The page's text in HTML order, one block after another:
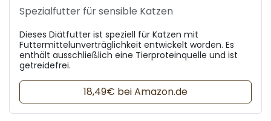
Spezialfutter für sensible Katzen
Dieses Diätfutter ist speziell für Katzen mit
Futtermittelunverträglichkeit entwickelt worden. Es
enthält ausschließlich eine Tierproteinquelle und ist
getreidefrei.
18,49€ bei Amazon.de